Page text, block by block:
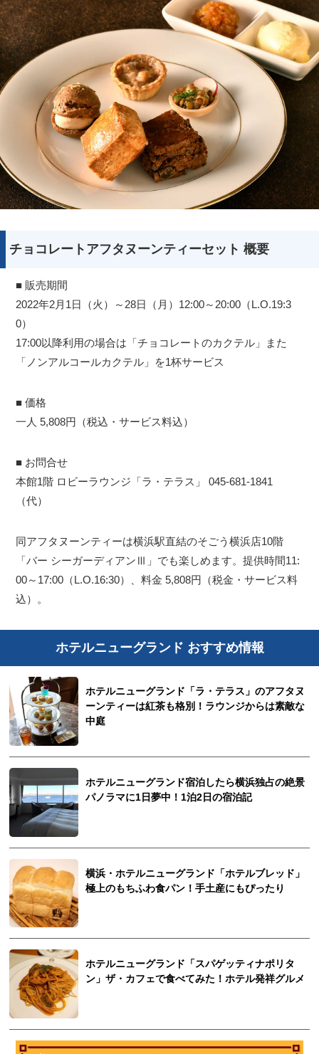
チョコレートアフタヌーンティーセット 概要
■ 販売期間
2022年2月1日（火）～28日（月）12:00～20:00（L.O.19:3
0）
17:00以降利用の場合は「チョコレートのカクテル」また
「ノンアルコールカクテル」を1杯サービス
■ 価格
一人 5,808円（税込・サービス料込）
■ お問合せ
本館1階 ロビーラウンジ「ラ・テラス」 045-681-1841
（代）
同アフタヌーンティーは横浜駅直結のそごう横浜店10階
「バー シーガーディアンⅢ」でも楽しめます。提供時間11:
00～17:00（L.O.16:30）、料金 5,808円（税金・サービス料
込）。
ホテルニューグランド おすすめ情報
ホテルニューグランド「ラ・テラス」のアフタヌ
ーンティーは紅茶も格別！ラウンジからは素敵な
中庭
ホテルニューグランド宿泊したら横浜独占の絶景
パノラマに1日夢中！1泊2日の宿泊記
横浜・ホテルニューグランド「ホテルブレッド」
極上のもちふわ食パン！手土産にもぴったり
ホテルニューグランド「スパゲッティナポリタ
ン」ザ・カフェで食べてみた！ホテル発祥グルメ